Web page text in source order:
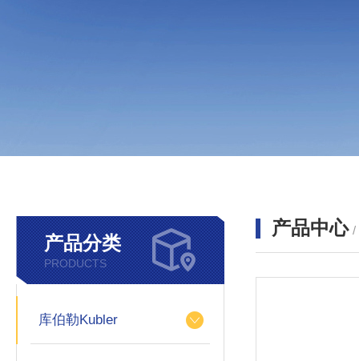
产品分类
PRODUCTS
库伯勒Kubler
产品中心 /